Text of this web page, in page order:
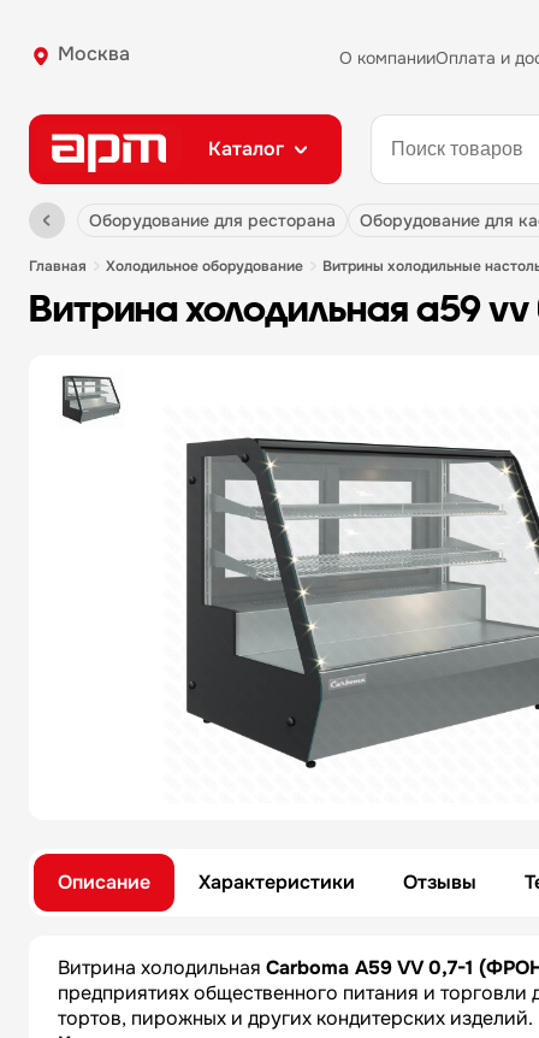
Москва О компанииОплата и
Каталог
оборудование для ресторана оборудование для
главная холодильное оборудование витрины холодильные
витрина холодильная a59
Описание Характеристики Отзывы
Витрина холодильная Carboma A59 VV 0,7-1
предприятиях общественного питания и
тортов, пирожных и других кондитерских изделий.